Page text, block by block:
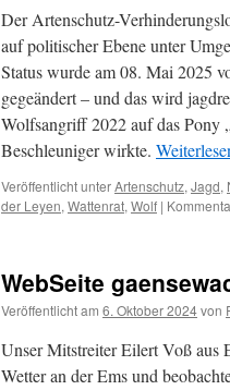
Der Artenschutz-
auf politischer Ebene unter
Status wurde am 08. Mai 2025
gegeändert – und das wird
Wolfsangriff 2022 auf das Pony
Beschleuniger wirkte.
Veröffentlicht unterArtenschutz, Jagd,
der Leyen, Wattenrat, Wolf |
WebSeite
Veröffentlicht am 6. Oktober 2024von
Unser Mitstreiter Eilert Voß aus
Wetter an der Ems und